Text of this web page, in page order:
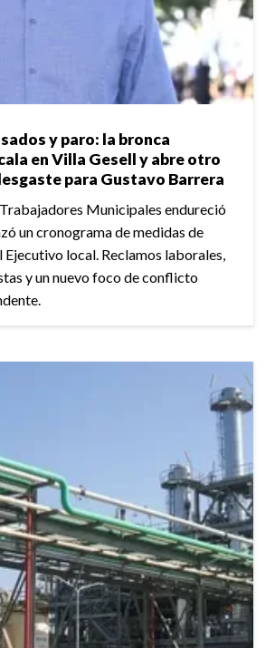
y paro: la bronca
en Villa Gesell y abre otro
para Gustavo Barrera
Municipales endureció
un cronograma de medidas de
local. Reclamos laborales,
y un nuevo foco de conflicto